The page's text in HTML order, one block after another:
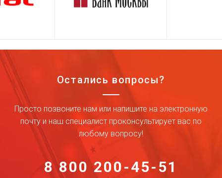
Остались вопросы?
Просто позвоните нам или напишите на электронную
почту и наш специалист проконсультирует вас по
любому вопросу!
8 800 200-45-51